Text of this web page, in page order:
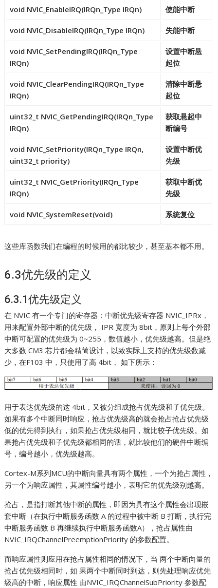
void NVIC_EnableIRQ(IRQn_Type IRQn) 使能中断
void NVIC_DisableIRQ(IRQn_Type IRQn) 失能中断
void NVIC_SetPendingIRQ(IRQn_Type
IRQn)
设置中断悬
起位
void NVIC_ClearPendingIRQ(IRQn_Type
IRQn)
清除中断悬
起位
uint32_t NVIC_GetPendingIRQ(IRQn_Type
IRQn)
获取悬起中
断编号
void NVIC_SetPriority(IRQn_Type IRQn,
uint32_t priority)
设置中断优
先级
uint32_t NVIC_GetPriority(IRQn_Type
IRQn)
获取中断优
先级
void NVIC_SystemReset(void) 系统复位
这些库函数我们在编程的时候用的都比较少，甚至基本都不用。
6.3优先级的定义
6.3.1优先级定义
在 NVIC 有一个专门的寄存器：中断优先级寄存器 NVIC_IPRx，
用来配置外部中断的优先级， IPR 宽度为 8bit，原则上每个外部
中断可配置的优先级为 0~255，数值越小，优先级越高。但是绝
大多数 CM3 芯片都会精简设计，以致实际上支持的优先级数减
少，在F103 中，只使用了高 4bit， 如下所示：
用于表达优先级的这 4bit，又被分组成抢占优先级和子优先级。
如果有多个中断同时响应，抢占优先级高的就会抢占抢占优先级
低的优先得到执行，如果抢占优先级相同，就比较子优先级。如
果抢占优先级和子优先级都相同的话，就比较他们的硬件中断编
号，编号越小，优先级越高。
Cortex-M系列MCU的中断向量具有两个属性，一个为抢占属性，
另一个为响应属性，其属性编号越小，表明它的优先级别越高。
抢占，是指打断其他中断的属性，即因为具有这个属性会出现嵌
套中断（在执行中断服务函数 A 的过程中被中断 B 打断，执行完
中断服务函数 B 再继续执行中断服务函数A），抢占属性由
NVIC_IRQChannelPreemptionPriority 的参数配置。
而响应属性则应用在抢占属性相同的情况下，当 两个中断向量的
抢占优先级相同时，如 果两个中断同时到达，则先处理响应优先
级高的中断，响应属性 由NVIC_IRQChannelSubPriority 参数配